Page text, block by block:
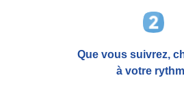
Que vous suivrez,
à votre